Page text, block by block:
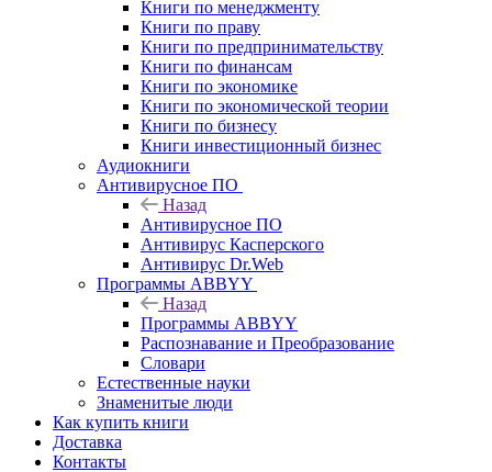
Книги по менеджменту
Книги по праву
Книги по предпринимательству
Книги по финансам
Книги по экономике
Книги по экономической теории
Книги по бизнесу
Книги инвестиционный бизнес
Аудиокниги
Антивирусное ПО
Назад
Антивирусное ПО
Антивирус Касперского
Антивирус Dr.Web
Программы ABBYY
Назад
Программы ABBYY
Распознавание и Преобразование
Словари
Естественные науки
Знаменитые люди
Как купить книги
Доставка
Контакты